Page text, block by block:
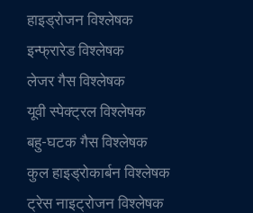
हाइड्रोजन विश्लेषक
इन्फ्रारेड विश्लेषक
लेजर गैस विश्लेषक
यूवी स्पेक्ट्रल विश्लेषक
बहु-घटक गैस विश्लेषक
कुल हाइड्रोकार्बन विश्लेषक
ट्रेस नाइट्रोजन विश्लेषक